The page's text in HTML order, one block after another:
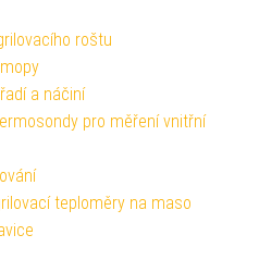
roštu
a náčiní
pro měření vnitřní
teploměry na maso